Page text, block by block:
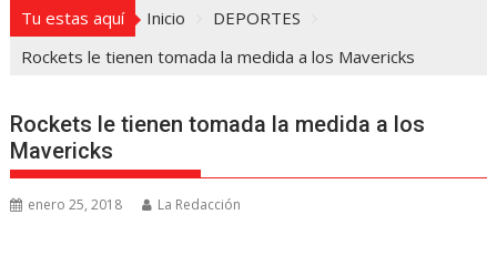
Tu estas aquí Inicio
DEPORTES
Rockets le tienen tomada la medida a los Mavericks
Rockets le tienen tomada la medida a los
Mavericks
enero 25, 2018 La Redacción